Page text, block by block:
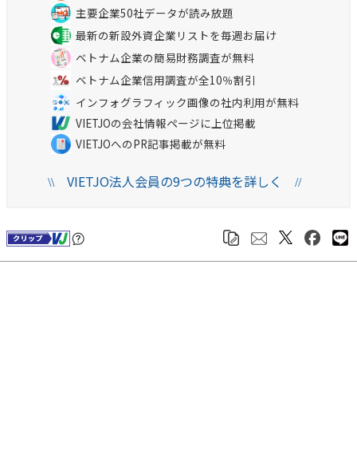
主要企業50社データが読み放題
最新の新設外資企業リストを毎週お届け
ベトナム企業の簡易財務調査が無料
ベトナム企業信用調査が全10％割引
インフォグラフィック画像の社内利用が無料
VIETJOの会社情報ページに上位掲載
VIETJOへのPR記事掲載が無料
\\VIETJO法人会員の9つの特典を詳しく //